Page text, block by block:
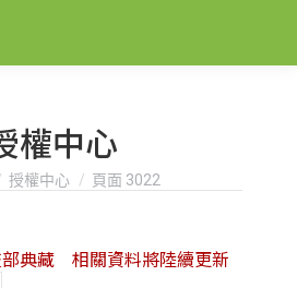
權中心
here:
授權中心 頁面 3022
典藏 相關資料將陸續更新